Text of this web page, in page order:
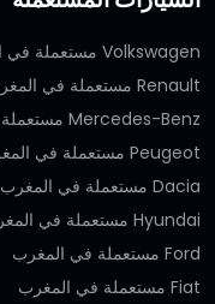
Volkswagen مستعملة في المغرب
Renault مستعملة في المغرب
Mercedes-Benz مستعملة في المغرب
Peugeot مستعملة في المغرب
Dacia مستعملة في المغرب
Hyundai مستعملة في المغرب
Ford مستعملة في المغرب
Fiat مستعملة في المغرب